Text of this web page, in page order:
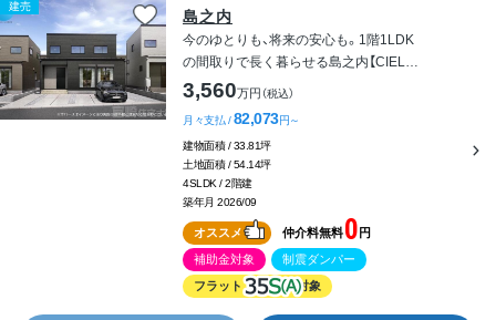
建売
島之内
今のゆとりも、将来の安心も。1階1LDK
の間取りで長く暮らせる島之内【CIEL】3
号棟
3,560万円 （税込）
月々支払 /82,073円～
建物面積 / 33.81坪
土地面積 / 54.14坪
4SLDK / 2階建
築年月 2026/09
オススメ 仲介料無料0 円
補助金対象
制震ダンパー
フラット
対象